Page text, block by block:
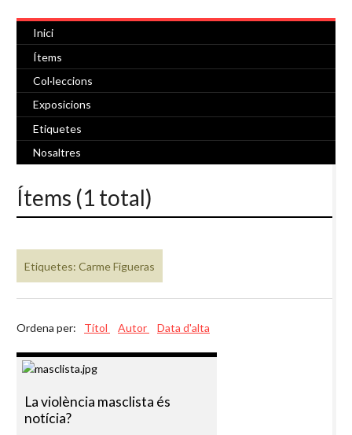
Inici
Ítems
Col·leccions
Exposicions
Etiquetes
Nosaltres
Ítems (1 total)
Etiquetes: Carme Figueras
Ordena per: Títol Autor Data d'alta
La violència masclista és
notícia?